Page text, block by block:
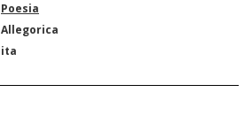
Poesia
Allegorica
ita